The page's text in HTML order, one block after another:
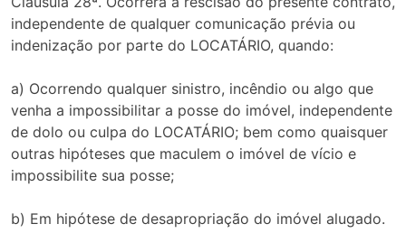
independente de qualquer comunicação prévia ou
indenização por parte do LOCATÁRIO, quando:
a) Ocorrendo qualquer sinistro, incêndio ou algo que
venha a impossibilitar a posse do imóvel, independente
de dolo ou culpa do LOCATÁRIO; bem como quaisquer
outras hipóteses que maculem o imóvel de vício e
impossibilite sua posse;
b) Em hipótese de desapropriação do imóvel alugado.